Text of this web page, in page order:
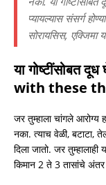
प्यायल्यास संसर्ग
सोरायसिस, एक्जिमा
या गोष्टींसोबत
with these
जर तुम्हाला चांगले
नका. त्याच वेळी, बटाटा,
दिला जातो. जर
किमान 2 ते 3 तासांचे